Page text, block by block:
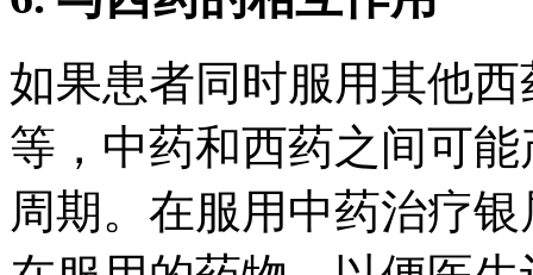
如果患者同时服用其他
等，中药和西药之间可
周期。在服用中药治疗